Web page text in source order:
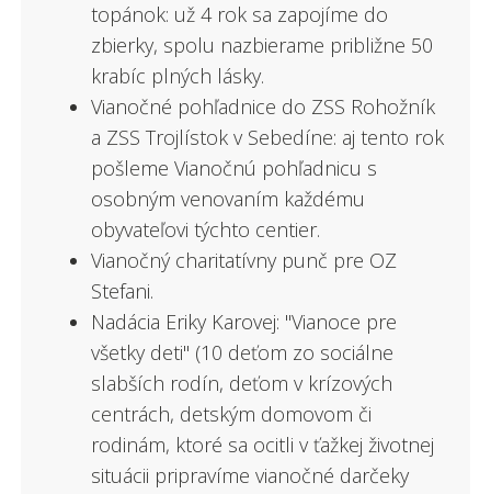
topánok: už 4 rok sa zapojíme do
zbierky, spolu nazbierame približne 50
krabíc plných lásky.
Vianočné pohľadnice do ZSS Rohožník
a ZSS Trojlístok v Sebedíne: aj tento rok
pošleme Vianočnú pohľadnicu s
osobným venovaním každému
obyvateľovi týchto centier.
Vianočný charitatívny punč pre OZ
Stefani.
Nadácia Eriky Karovej: "Vianoce pre
všetky deti" (10 deťom zo sociálne
slabších rodín, deťom v krízových
centrách, detským domovom či
rodinám, ktoré sa ocitli v ťažkej životnej
situácii pripravíme vianočné darčeky